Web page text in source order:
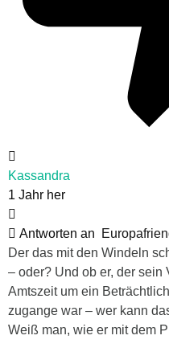
Kassandra
1 Jahr her
Antworten an
Der das mit den Windeln
– oder? Und ob er, der sein
Amtszeit um ein
zugange war – wer kann
Weiß man, wie er mit dem